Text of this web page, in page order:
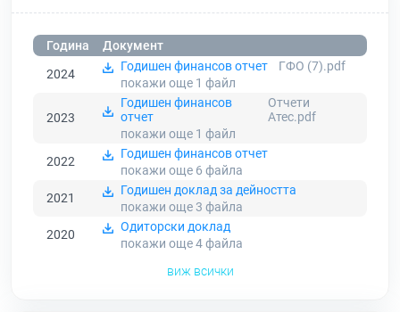
Година
Документ
2024
Годишен финансов отчет
ГФО (7).pdf
покажи още 1 файл
2023
Годишен финансов
отчет
Отчети
Атес.pdf
покажи още 1 файл
2022
Годишен финансов отчет
покажи още 6 файла
2021
Годишен доклад за дейността
покажи още 3 файла
2020
Одиторски доклад
покажи още 4файла
виж всички